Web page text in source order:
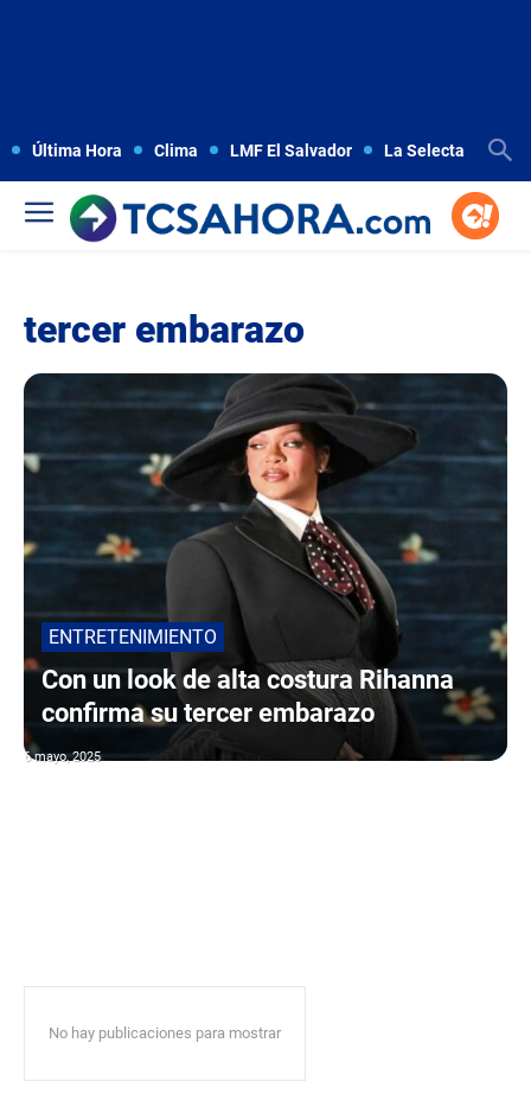
Última Hora Clima LMF El Salvador La Selecta
tercer embarazo
ENTRETENIMIENTO
Con un look de alta costura Rihanna
confirma su tercer embarazo
6 mayo, 2025
No hay publicaciones para mostrar